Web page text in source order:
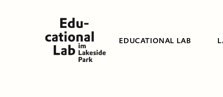
EDUCATIONAL LAB